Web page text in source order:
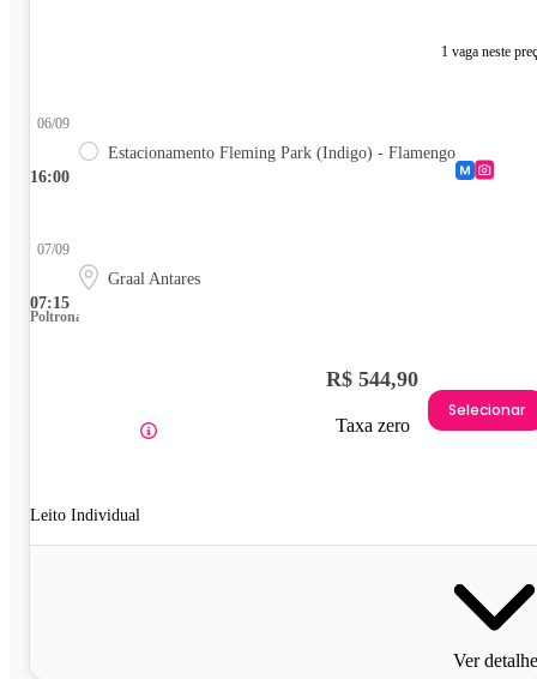
1 vaga neste
16:00
06/09
Estacionamento Fleming Park (Indigo) - Flamengo
07:15
07/09
Graal Antares
Poltrona
Leito Individual
R$ 544,90
Taxa zero
Selecionar
Ver